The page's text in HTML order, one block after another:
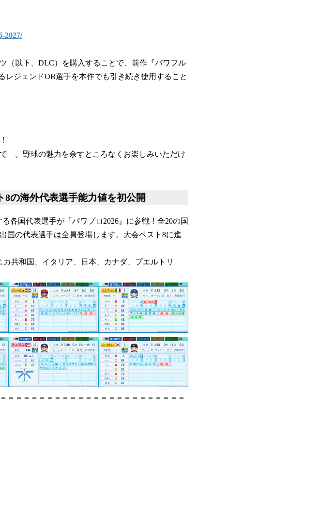
2027/
（以下、DLC）を購入することで、前作『パワフル
レジェンドOB選手を本作でも引き続き使用すること
―。野球の魅力を余すところなくお楽しみいただけ
8の海外代表選手能力値を初公開
る各国代表選手が『パワプロ2026』に参戦！全20の国
国の代表選手は全員登場します。大会ベスト8に進
共和国、イタリア、日本、カナダ、プエルトリ
＝＝＝＝＝＝＝＝＝＝＝＝＝＝＝＝＝＝＝＝＝＝＝